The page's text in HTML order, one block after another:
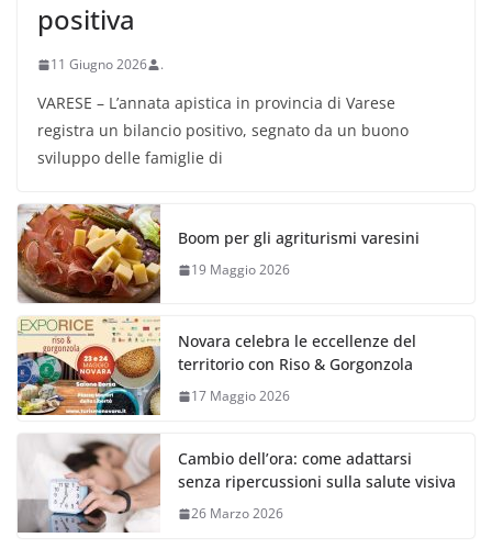
positiva
11 Giugno 2026 .
VARESE – L’annata apistica in provincia di Varese
registra un bilancio positivo, segnato da un buono
sviluppo delle famiglie di
Boom per gli agriturismi varesini
19 Maggio 2026
Novara celebra le eccellenze del
territorio con Riso & Gorgonzola
17 Maggio 2026
Cambio dell’ora: come adattarsi
senza ripercussioni sulla salute visiva
26 Marzo 2026